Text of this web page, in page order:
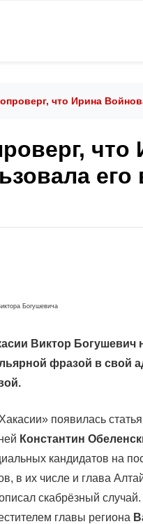
что Ирина
что
его
Богушевича
Виктор Богушевич
фразой в свой
появилась
Константин
кандидатов на
в их числе и глава
скабрёзный
главы региона